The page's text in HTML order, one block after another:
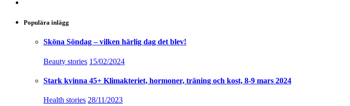
Populära inlägg
Sköna Söndag – vilken härlig dag det blev!
Beauty stories 15/02/2024
Stark kvinna 45+ Klimakteriet, hormoner, träning och kost, 8-9 mars 2024
Health stories 28/11/2023